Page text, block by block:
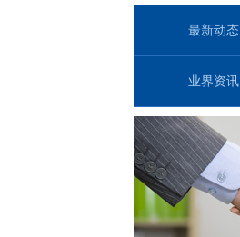
最新动态
业界资讯